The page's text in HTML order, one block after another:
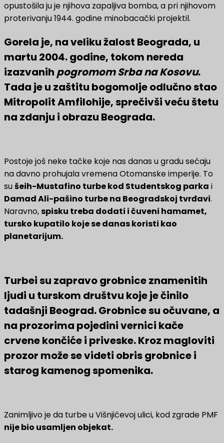
opustošila ju je njihova zapaljiva bomba, a pri njihovom
proterivanju 1944. godine minobacački projektil.
Gorela je, na veliku žalost Beograda, u
martu 2004. godine, tokom nereda
izazvanih pogromom Srba na Kosovu.
Tada je u zaštitu bogomolje odlučno stao
Mitropolit Amfilohije, sprečivši veću štetu
na zdanju i obrazu Beograda.
Postoje još neke tačke koje nas danas u gradu sećaju
na davno prohujala vremena Otomanske imperije. To
sušeih-Mustafino turbe kod Studentskog parka i
Damad Ali-pašino turbe na Beogradskoj tvrđavi.
Naravno, spisku treba dodati i čuveni hamamet,
tursko kupatilo koje se danas koristi kao
planetarijum.
Turbei su zapravo grobnice znamenitih
ljudi u turskom društvu koje je činilo
tadašnji Beograd. Grobnice su očuvane, a
na prozorima pojedini vernici kače
crvene končiće i priveske. Kroz magloviti
prozor može se videti obris grobnice i
starog kamenog spomenika.
Zanimljivo je da turbe u Višnjićevoj ulici, kod zgrade PMF
nije bio usamljen objekat.